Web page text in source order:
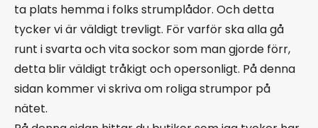
ta plats hemma i folks strumplådor. Och detta
tycker vi är väldigt trevligt. För varför ska alla gå
runt i svarta och vita sockor som man gjorde förr,
detta blir väldigt tråkigt och opersonligt. På denna
sidan kommer vi skriva om roliga strumpor på
nätet.